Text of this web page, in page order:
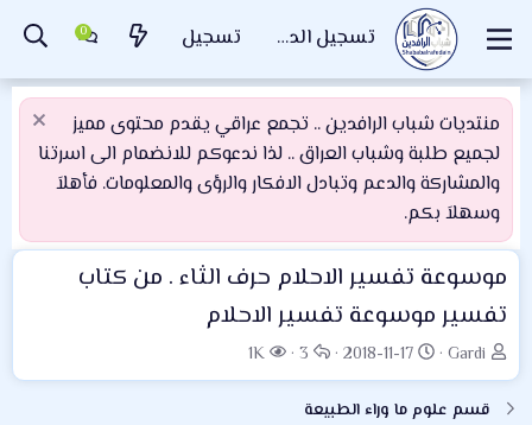
تسجيل الدخول تسجيل
منتديات شباب الرافدين .. تجمع عراقي يقدم محتوى مميز
لجميع طلبة وشباب العراق .. لذا ندعوكم للانضمام الى اسرتنا
والمشاركة والدعم وتبادل الافكار والرؤى والمعلومات. فأهلاَ
وسهلاَ بكم.
موسوعة تفسير الاحلام حرف الثاء . من كتاب
تفسير موسوعة تفسير الاحلام
ب
ا
د
Gardi
ت
ا
2018-11-17
ا
ل
ر
3
ا
ل
1K
قسم علوم ما وراء الطبيعة